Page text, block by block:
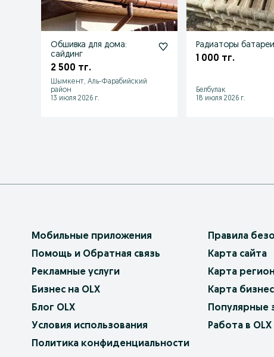
Обшивка для дома:
сайдинг
2 500 тг.
Шымкент, Аль-Фарабийский
район
13 июля 2026 г.
Радиаторы батареи
1 000 тг.
Белбулак
18 июля 2026 г.
Мобильные приложения
Помощь и Обратная связь
Рекламные услуги
Бизнес на OLX
Блог OLX
Условия использования
Политика конфиденциальности
Правила
Карта сайта
Карта
Карта
Популярные
Работа в OLX